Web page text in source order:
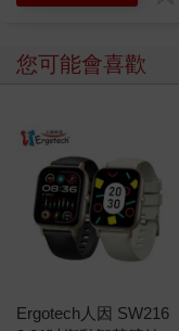
您可能會喜歡
Ergotech人因 SW216